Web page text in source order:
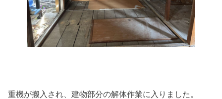
重機が搬入され、建物部分の解体作業に入りました。